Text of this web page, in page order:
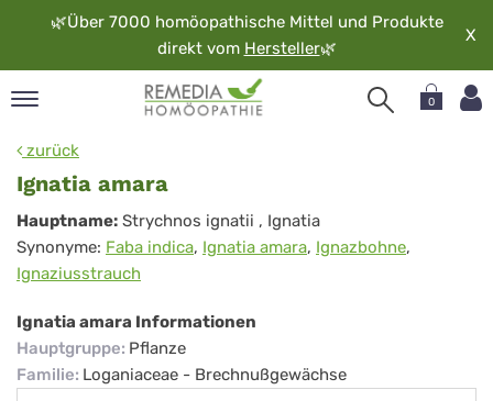
🌿Über 7000 homöopathische Mittel und Produkte
direkt vom Hersteller🌿
X
0
zurück
Ignatia amara
Ignatia
amara
Hauptname: Strychnos ignatii , Ignatia
Synonyme: Faba indica, Ignatia amara, Ignazbohne,
Ignaziusstrauch
Ignatia amara Informationen
Hauptgruppe: Pflanze
Familie: Loganiaceae - Brechnußgewächse